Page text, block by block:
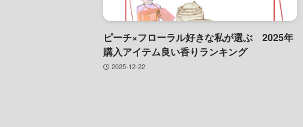
ピーチ×フローラル好きな私が選ぶ 2025年
購入アイテム良い香りランキング
2025-12-22